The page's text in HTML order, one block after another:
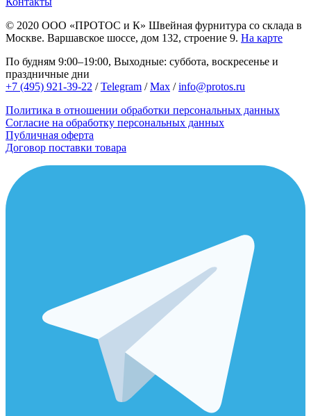
© 2020 ООО «ПРОТОС и К» Швейная фурнитура со склада в
Москве. Варшавское шоссе, дом 132, строение 9. На карте
По будням 9:00–19:00, Выходные: суббота, воскресенье и
праздничные дни
+7 (495) 921-39-22 /Telegram /Max /info@protos.ru
Политика в отношении обработки персональных данных
Согласие на обработку персональных данных
Публичная оферта
Договор поставки товара